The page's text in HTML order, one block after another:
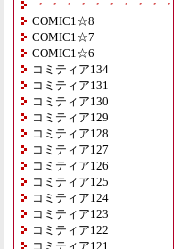
・・・・・・・・・
COMIC1☆8
COMIC1☆7
COMIC1☆6
コミティア134
コミティア131
コミティア130
コミティア129
コミティア128
コミティア127
コミティア126
コミティア125
コミティア124
コミティア123
コミティア122
コミティア121